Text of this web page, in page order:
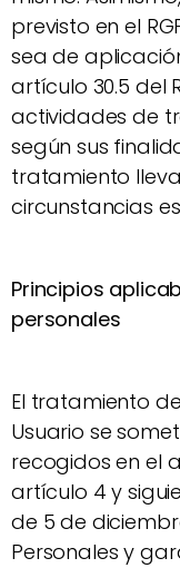
previsto en el
sea de
artículo 30.5 del
actividades de
según sus
tratamiento
circunstancias
Principios
personales
El tratamiento
Usuario se
recogidos en el
artículo 4 y
de 5 de
Personales y